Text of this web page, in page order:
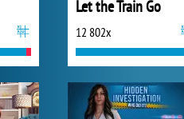
Let the Train Go
12 802x